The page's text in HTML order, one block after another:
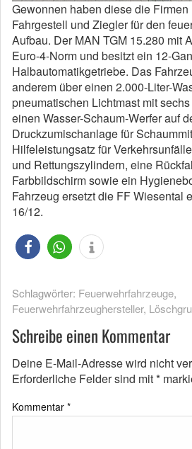
Gewonnen haben diese die Firmen
Fahrgestell und Ziegler für den
Aufbau. Der MAN TGM 15.280 mit
Euro-4-Norm und besitzt ein 12-
Halbautomatikgetriebe. Das
anderem über einen 2.000-Liter-
pneumatischen Lichtmast mit
einen Wasser-Schaum-Werfer auf
Druckzumischanlage für
Hilfeleistungsatz für
und Rettungszylindern, eine
Farbbildschirm sowie ein
Fahrzeug ersetzt die FF Wiesental
16/12.
Schlagwörter: Feuerwehrfahrzeuge,
Feuerwehrfahrzeughersteller,
Schreibe einen Kommentar
Deine E-Mail-Adresse wird nicht
Erforderliche Felder sind mit*
Kommentar *